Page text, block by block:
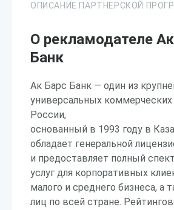
ОПИСАНИЕ ПАРТНЕРСКОЙ
О рекламодателе
Банк
Ак Барс Банк — один из
универсальных коммерческих
России,
основанный в 1993 году в
обладает генеральной
и предоставляет полный
услуг для корпоративных
малого и среднего бизнеса, а
лиц по всей стране.